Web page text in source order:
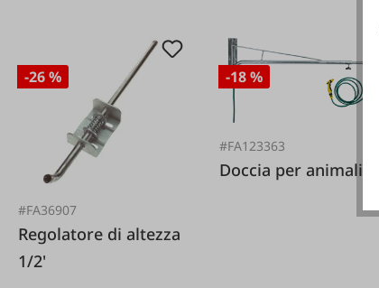
-26 %
#FA36907
Regolatore di altezza
1/2'
-18 %
#FA123363
Doccia per animali